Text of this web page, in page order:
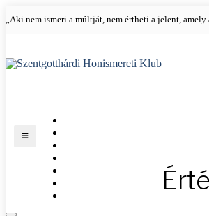
„Aki nem ismeri a múltját, nem értheti a jelent,